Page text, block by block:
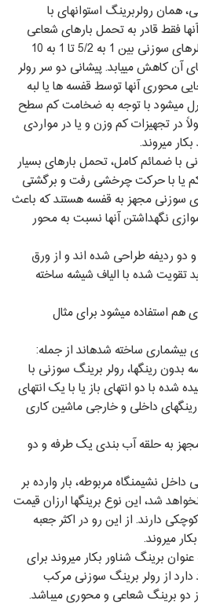
همان رولربرینگ استوانه‏ای با
فقط قادر به تحمل بارهای شعاعی
می‏باشند. نسبت قطر به طول رولرهای سوزنی بین 1 به 5/2 تا 1 به 10
آن کاهش می‏یابد. پیشانی دو سر رولر
محوری آنها توسط قفسه‏ ها یا لبه‏
می‏شود با توجه به ضخامت کم سطح
در تجهیزات کم وزن و یا در مواردی
می‏روند.
با ضمائم کامل، تحمل بارهای بسیار
یا با حرکت چرخشی رفت و برگشتی
سوزنی مجهز به قفسه هستند که باعث
نگه‏داشتن آنها نسبت به محور
ردیفه طراحی شده ‏اند و از ورق
تقویت شده با الیاف شیشه ساخته
هم استفاده می‏شود برای مثال
بیشماری ساخته شده‏اند از جمله:
رینگ‏ها، رولر برینگ سوزنی با
با دو انتهای باز یا با یک انتهای
رینگ‏های داخلی و خارجی ماشین ‏کاری
مجهز به حلقه آب‏ بندی یک طرفه و دو
نشیمنگاه مربوطه، بار وارده بر
شد، این نوع برینگ‏ها ارزان قیمت
دارند. از این رو در اکثر جعبه
می‏روند.
برینگ شناور بکار می‏روند برای
از رولر برینگ سوزنی مرکب
دو برینگ شعاعی و محوری می‏باشد.